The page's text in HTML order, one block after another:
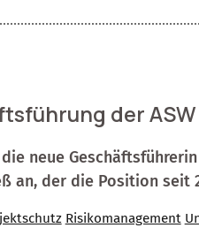
der ASW
neue
an, der die Position seit
Risikomanagement